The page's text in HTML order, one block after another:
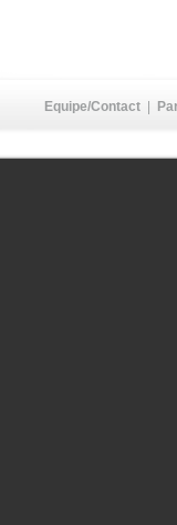
Equipe/Contact